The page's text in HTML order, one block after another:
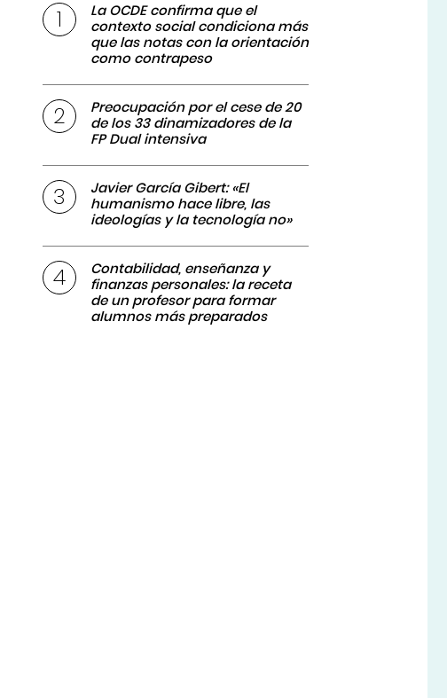
La OCDE confirma que el
contexto social condiciona más
que las notas con la orientación
como contrapeso
Preocupación por el cese de 20
de los 33 dinamizadores de la
FP Dual intensiva
Javier García Gibert: «El
humanismo hace libre, las
ideologías y la tecnología no»
Contabilidad, enseñanza y
finanzas personales: la receta
de un profesor para formar
alumnos más preparados